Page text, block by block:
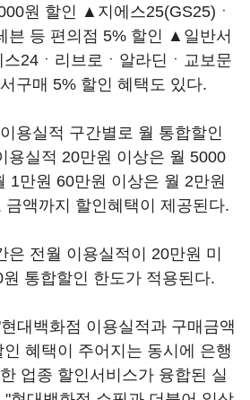
원 할인 ▲지에스25(GS25)ㆍ
븐 등 편의점 5% 할인 ▲일반서
24ㆍ리브로ㆍ알라딘ㆍ교보문
구매 5% 할인 혜택도 있다.
용실적 구간별로 월 통합할인
용실적 20만원 이상은 월 5000
1만원 60만원 이상은 월 2만원
액까지 할인혜택이 제공된다.
은 전월 이용실적이 20만원 미
통합할인 한도가 적용된다.
대백화점 이용실적과 구매금액
혜택이 주어지는 동시에 은행
업종 할인서비스가 융합된 실